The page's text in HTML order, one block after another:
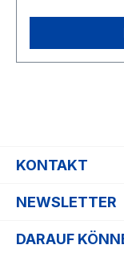
KONTAKT
NEWSLETTER
DARAUF